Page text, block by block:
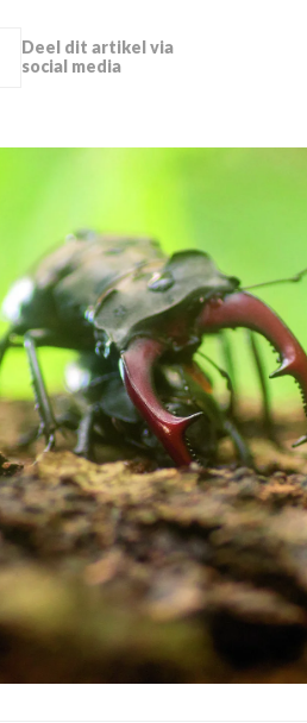
Deel dit artikel via
social media